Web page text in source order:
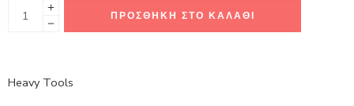
ΠΡΟΣΘΉΚΗ ΣΤΟ ΚΑΛΆΘΙ
Heavy Tools